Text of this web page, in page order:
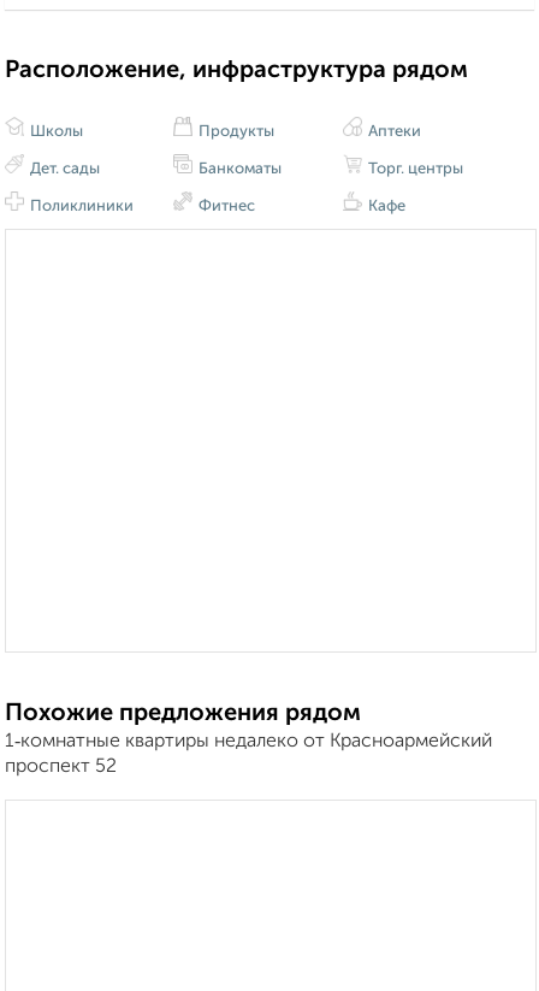
Расположение, инфраструктура рядом
Школы
Дет. сады
Поликлиники
Продукты
Банкоматы
Фитнес
Аптеки
Торг. центры
Кафе
Похожие предложения рядом
1‑комнатные квартиры недалеко от Красноармейский
проспект 52